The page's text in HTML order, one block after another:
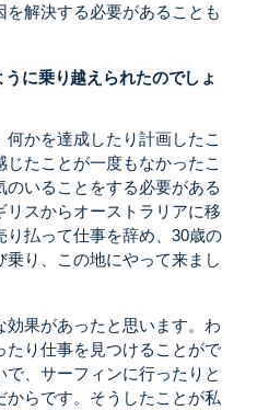
解決する必要があることも
に乗り越えられたのでしょ
かを達成したり計画したこ
たことが一度もなかったこ
いることをする必要がある
リスからオーストラリアに移
払って仕事を辞め、30歳の
り、この地にやって来まし
果があったと思います。わ
たり仕事を見つけることがで
、サーフィンに行ったりと
らです。そうしたことが私